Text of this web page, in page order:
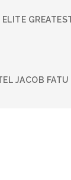
JACOB FATU